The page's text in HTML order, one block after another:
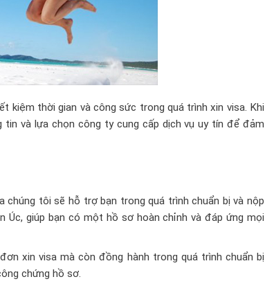
kiệm thời gian và công sức trong quá trình xin visa. Khi
tin và lựa chọn công ty cung cấp dịch vụ uy tín để đảm
chúng tôi sẽ hỗ trợ bạn trong quá trình chuẩn bị và nộp
Úc, giúp bạn có một hồ sơ hoàn chỉnh và đáp ứng mọi
xin visa mà còn đồng hành trong quá trình chuẩn bị
chứng hồ sơ.